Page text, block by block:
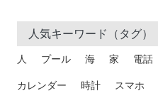
人気キーワード（タグ）
人 プール 海 家 電話
カレンダー 時計 スマホ